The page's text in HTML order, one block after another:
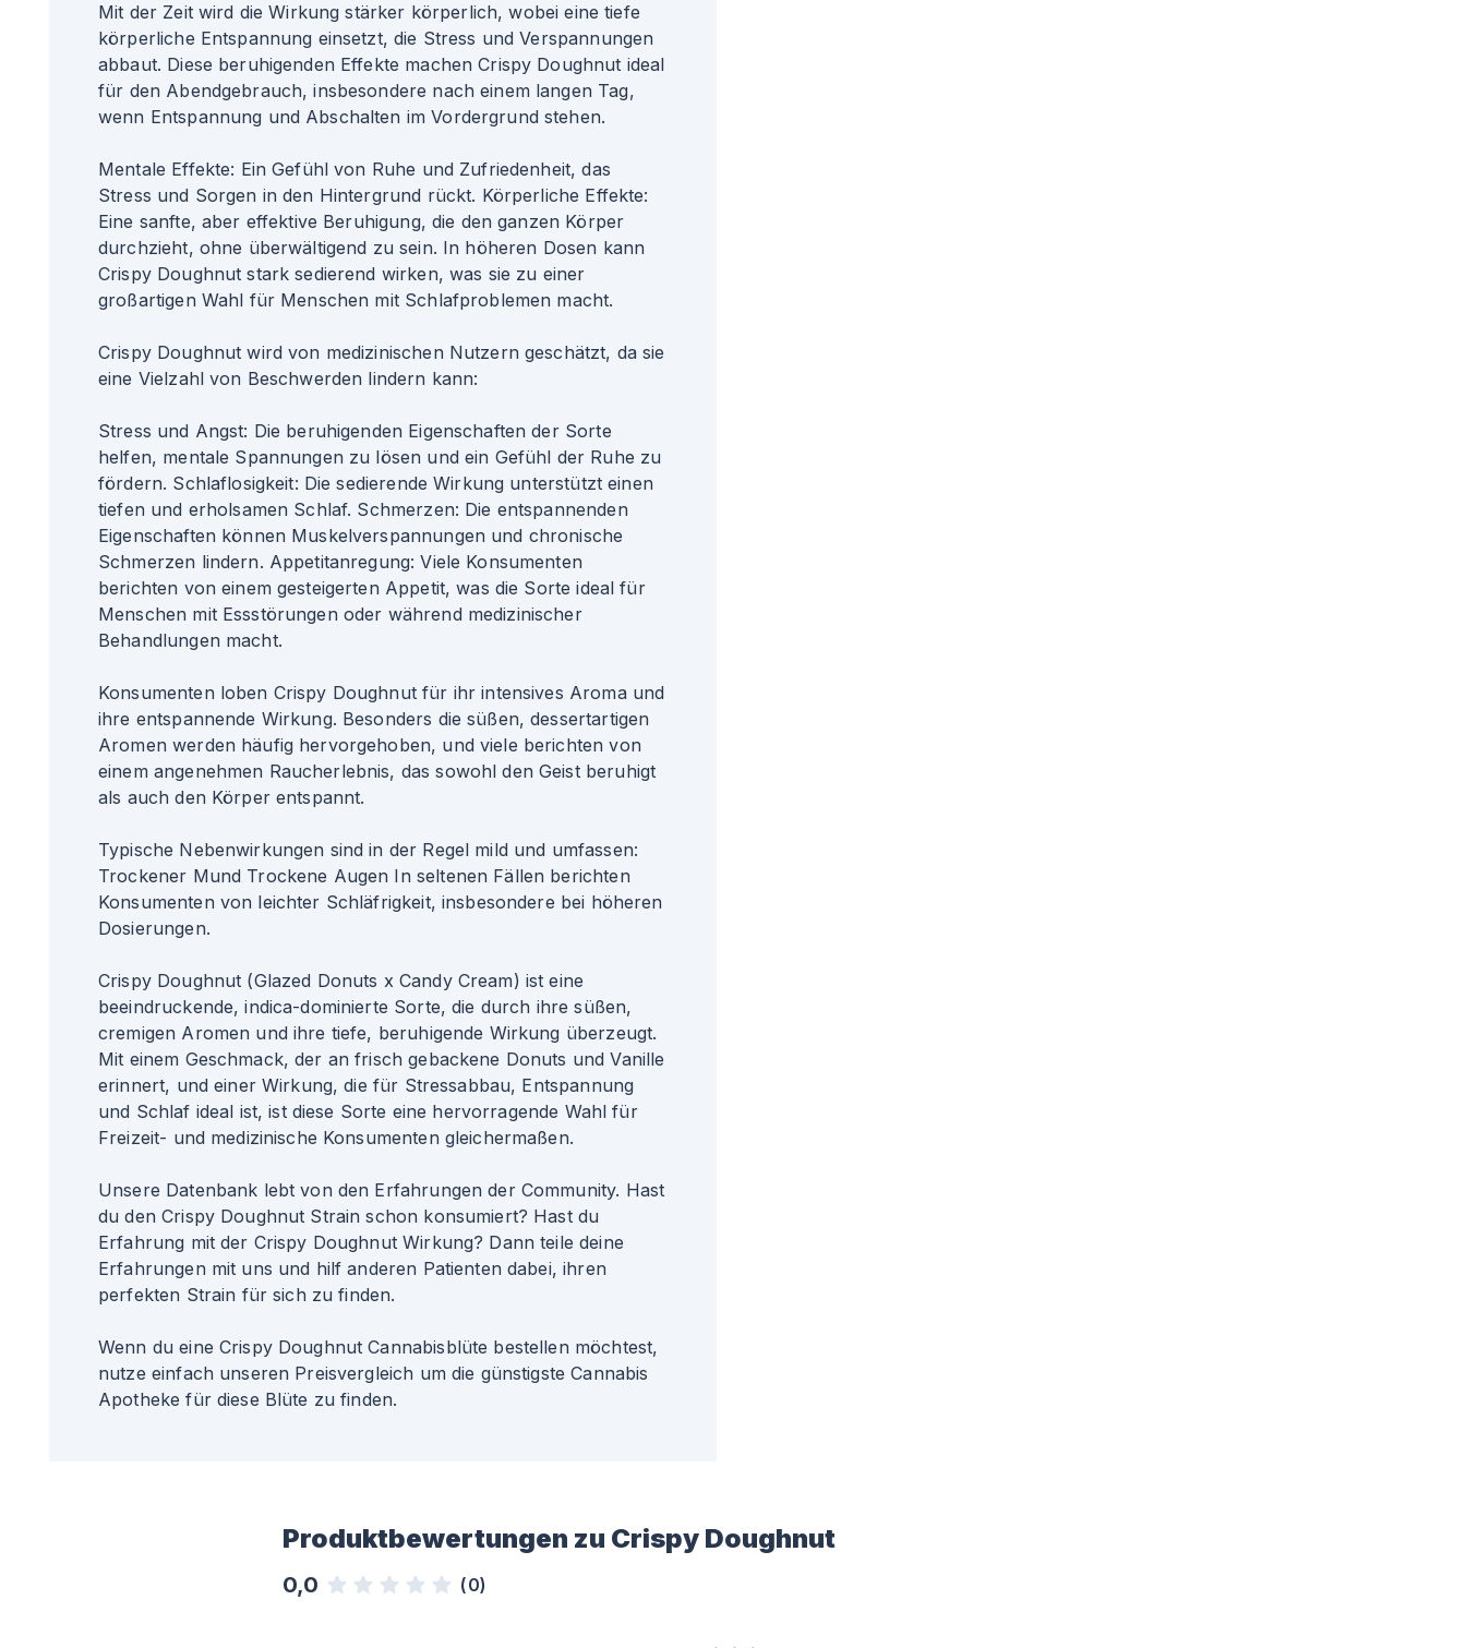
Mit der Zeit wird die Wirkung stärker körperlich, wobei eine tiefe
körperliche Entspannung einsetzt, die Stress und Verspannungen
abbaut. Diese beruhigenden Effekte machen Crispy Doughnut ideal
für den Abendgebrauch, insbesondere nach einem langen Tag,
wenn Entspannung und Abschalten im Vordergrund stehen.
Mentale Effekte: Ein Gefühl von Ruhe und Zufriedenheit, das
Stress und Sorgen in den Hintergrund rückt. Körperliche Effekte:
Eine sanfte, aber effektive Beruhigung, die den ganzen Körper
durchzieht, ohne überwältigend zu sein. In höheren Dosen kann
Crispy Doughnut stark sedierend wirken, was sie zu einer
großartigen Wahl für Menschen mit Schlafproblemen macht.
Crispy Doughnut wird von medizinischen Nutzern geschätzt, da sie
eine Vielzahl von Beschwerden lindern kann:
Stress und Angst: Die beruhigenden Eigenschaften der Sorte
helfen, mentale Spannungen zu lösen und ein Gefühl der Ruhe zu
fördern. Schlaflosigkeit: Die sedierende Wirkung unterstützt einen
tiefen und erholsamen Schlaf. Schmerzen: Die entspannenden
Eigenschaften können Muskelverspannungen und chronische
Schmerzen lindern. Appetitanregung: Viele Konsumenten
berichten von einem gesteigerten Appetit, was die Sorte ideal für
Menschen mit Essstörungen oder während medizinischer
Behandlungen macht.
Konsumenten loben Crispy Doughnut für ihr intensives Aroma und
ihre entspannende Wirkung. Besonders die süßen, dessertartigen
Aromen werden häufig hervorgehoben, und viele berichten von
einem angenehmen Raucherlebnis, das sowohl den Geist beruhigt
als auch den Körper entspannt.
Typische Nebenwirkungen sind in der Regel mild und umfassen:
Trockener Mund Trockene Augen In seltenen Fällen berichten
Konsumenten von leichter Schläfrigkeit, insbesondere bei höheren
Dosierungen.
Crispy Doughnut (Glazed Donuts x Candy Cream) ist eine
beeindruckende, indica-dominierte Sorte, die durch ihre süßen,
cremigen Aromen und ihre tiefe, beruhigende Wirkung überzeugt.
Mit einem Geschmack, der an frisch gebackene Donuts und Vanille
erinnert, und einer Wirkung, die für Stressabbau, Entspannung
und Schlaf ideal ist, ist diese Sorte eine hervorragende Wahl für
Freizeit- und medizinische Konsumenten gleichermaßen.
Unsere Datenbank lebt von den Erfahrungen der Community. Hast
du den Crispy Doughnut Strain schon konsumiert? Hast du
Erfahrung mit der Crispy Doughnut Wirkung? Dann teile deine
Erfahrungen mit uns und hilf anderen Patienten dabei, ihren
perfekten Strain für sich zu finden.
Wenn du eine Crispy Doughnut Cannabisblüte bestellen möchtest,
nutze einfach unseren Preisvergleich um die günstigste Cannabis
Apotheke für diese Blüte zu finden.
Produktbewertungen zu Crispy Doughnut
0,0 (0)